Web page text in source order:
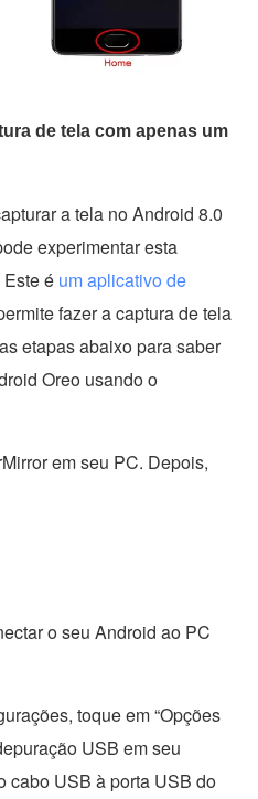
de tela com apenas um
a tela no Android 8.0
experimentar esta
é um aplicativo de
fazer a captura de tela
etapas abaixo para saber
Oreo usando o
em seu PC. Depois,
o seu Android ao PC
toque em “Opções
USB em seu
cabo USB à porta USB do